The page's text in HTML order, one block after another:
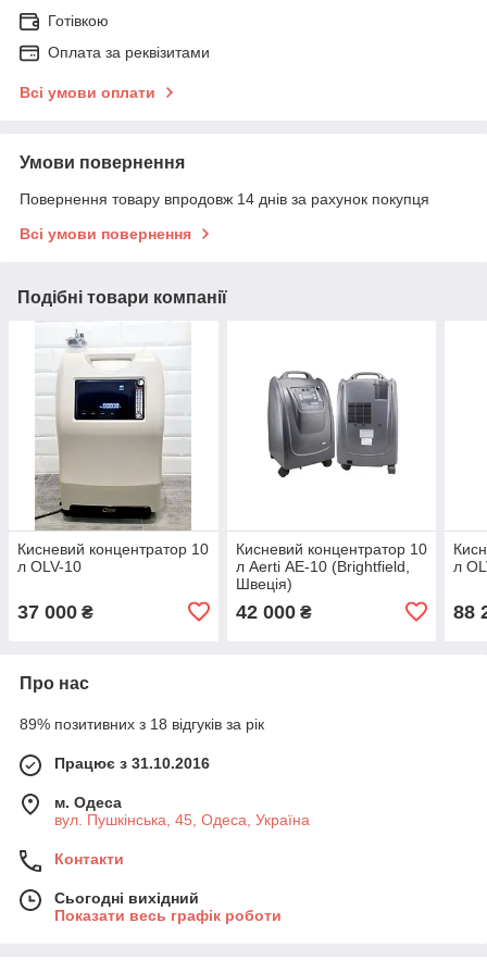
Готівкою
Оплата за реквізитами
Всі умови оплати
Умови повернення
Повернення товару впродовж 14 днів за рахунок покупця
Всі умови повернення
Подібні товари компанії
Кисневий концентратор 10
л OLV-10
37 000 ₴
Кисневий концентратор 10
л Aerti АЕ-10 (Brightfield,
Швеція)
42 000₴
л
88
Про нас
89% позитивних з 18 відгуків за рік
Працює з 31.10.2016
м. Одеса
вул. Пушкінська, 45, Одеса, Україна
Контакти
Сьогодні вихідний
Показати весь графік роботи